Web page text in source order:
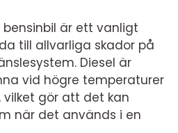
är ett vanligt
till allvarliga skador på
Diesel är
vid högre temperaturer
vilket gör att det kan
när det används i en